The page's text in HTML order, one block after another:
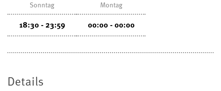
Sonntag
18:30 - 23:59
Montag
00:00 - 00:00
Details